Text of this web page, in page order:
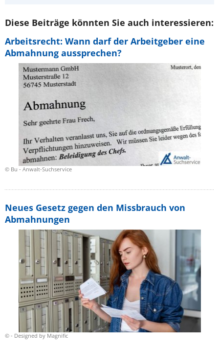
Diese Beiträge könnten Sie auch interessieren:
© Bu - Anwalt-Suchservice
Arbeitsrecht: Wann darf der Arbeitgeber eine
Abmahnung aussprechen?
© - Designed by Magnific
Neues Gesetz gegen den Missbrauch von
Abmahnungen